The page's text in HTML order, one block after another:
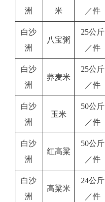
洲
米
／件
白沙
洲
八宝粥
25公斤
／件
白沙
洲
荞麦米
25公斤
／件
白沙
洲
玉米
50公斤
／件
白沙
洲
红高粱
50公斤
／件
白沙
洲
高粱米
24公斤
／件